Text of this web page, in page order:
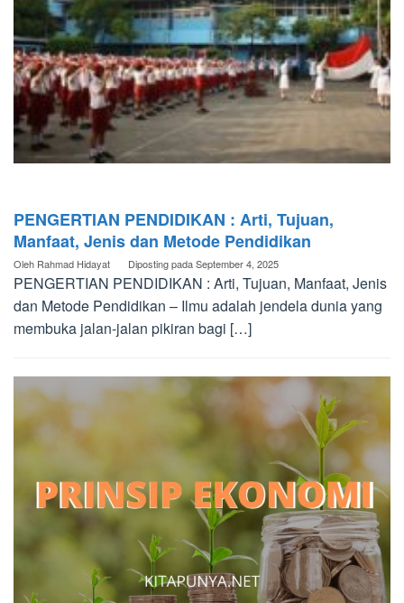
PENGERTIAN PENDIDIKAN : Arti, Tujuan,
Manfaat, Jenis dan Metode Pendidikan
Oleh Rahmad Hidayat Diposting padaSeptember 4, 2025
PENGERTIAN PENDIDIKAN : Arti, Tujuan, Manfaat, Jenis
dan Metode Pendidikan – Ilmu adalah jendela dunia yang
membuka jalan-jalan pikiran bagi […]